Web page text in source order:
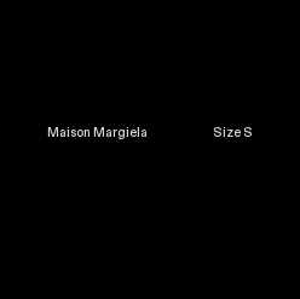
Maison Margiela Size S